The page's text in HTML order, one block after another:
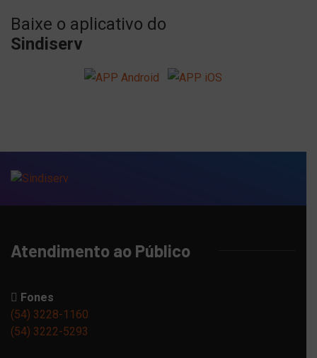
Baixe o aplicativo do
Sindiserv
Atendimento ao Público
Fones
(54) 3228-1160
(54) 3222-5293